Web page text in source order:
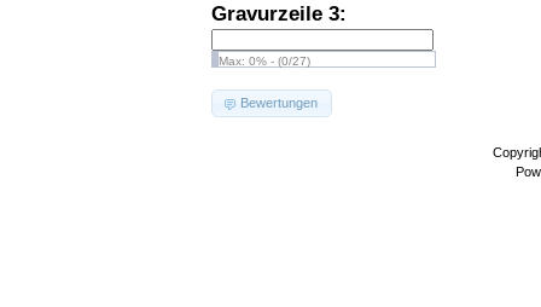
Gravurzeile 3:
Max: 0% - (0/27)
Bewertungen